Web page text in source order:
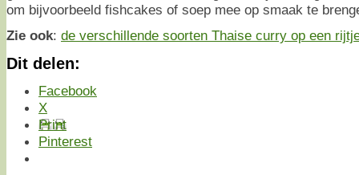
om bijvoorbeeld fishcakes of soep mee op smaak te
Zie ook: de verschillende soorten Thaise curry op een
Dit delen:
Facebook
X
Print
Pinterest